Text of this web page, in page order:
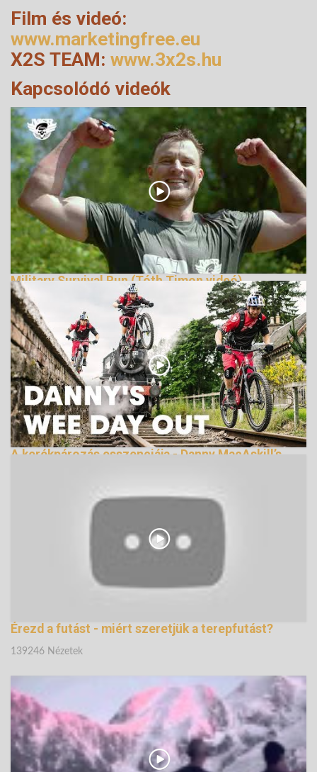
Film és videó:
www.marketingfree.eu
X2S TEAM: www.3x2s.hu
Kapcsolódó videók
Military Survival Run (Tóth Timon videó)
165721 Nézetek
A kerékpározás esszenciája - Danny MacAskill’s
Érezd a futást - miért szeretjük a terepfutást?
139246 Nézetek